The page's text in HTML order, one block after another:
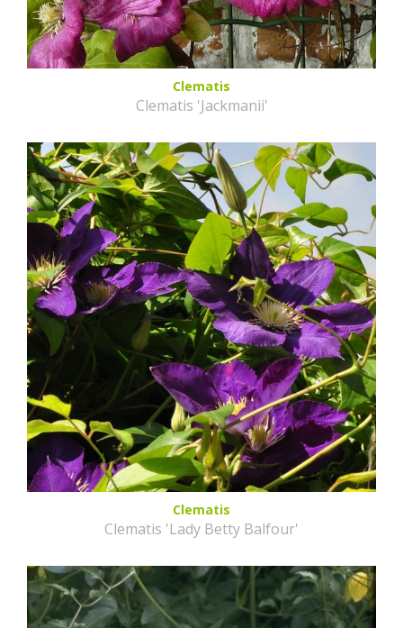
Clematis
Clematis 'Jackmanii'
Clematis
Clematis 'Lady Betty Balfour'